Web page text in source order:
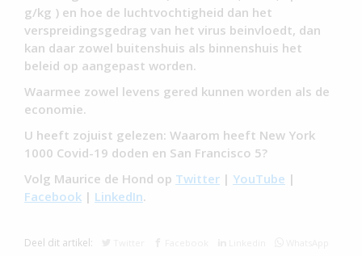
g/kg ) en hoe de luchtvochtigheid dan het
verspreidingsgedrag van het virus beinvloedt, dan
kan daar zowel buitenshuis als binnenshuis het
beleid op aangepast worden.
Waarmee zowel levens gered kunnen worden als de
economie.
U heeft zojuist gelezen: Waarom heeft New York
1000 Covid-19 doden en San Francisco 5?
Volg Maurice de Hond op Twitter | YouTube |
Facebook | LinkedIn.
Deel dit artikel: